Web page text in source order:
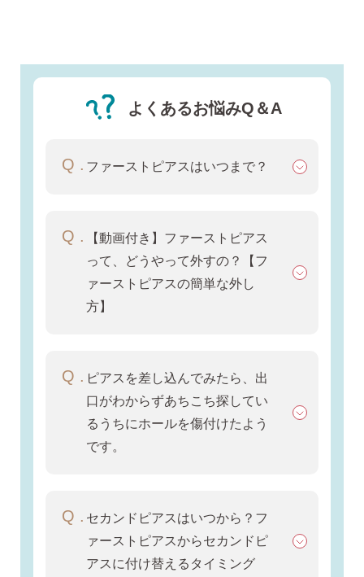
予備の替えキャッチ・ケア用品
全ての商品を見る
シーンで選ぶ
ピアスホール完成までの3stepで選ぶ
よくあるお悩みQ＆A
ファーストピアスはいつまで？
【動画付き】ファーストピアス
って、どうやって外すの？【フ
ァーストピアスの簡単な外し
方】
ピアスを差し込んでみたら、出
口がわからずあちこち探してい
るうちにホールを傷付けたよう
です。
セカンドピアスはいつから？フ
ァーストピアスからセカンドピ
アスに付け替えるタイミング